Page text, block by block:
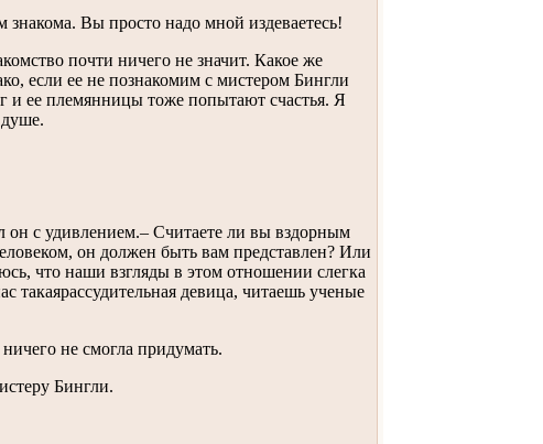
Вы просто надо мной издеваетесь!
почти ничего не значит. Какое же
если ее не познакомим с мистером Бингли
и ее племянницы тоже попытают счастья. Я
душе.
он с удивлением.– Считаете ли вы вздорным
он должен быть вам представлен? Или
что наши взгляды в этом отношении слегка
девица, читаешь ученые
не смогла придумать.
Бингли.